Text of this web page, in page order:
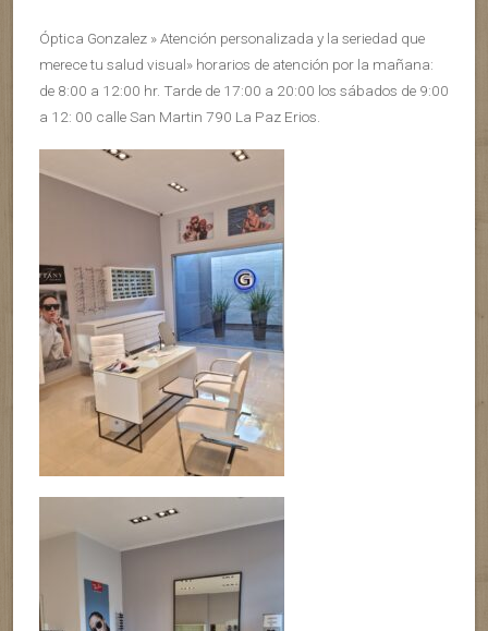
Óptica Gonzalez » Atención personalizada y la seriedad que
merece tu salud visual» horarios de atención por la mañana:
de 8:00 a 12:00 hr. Tarde de 17:00 a 20:00 los sábados de 9:00
a 12: 00 calle San Martin 790 La Paz Erios.